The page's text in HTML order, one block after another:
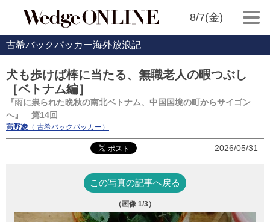
8/7(金)
古希バックパッカー海外放浪記
犬も歩けば棒に当たる、無職老人の暇つぶし
［ベトナム編］
『雨に祟られた晩秋の南北ベトナム、中国国境の町からサイゴン
へ』 第14回
高野凌 （ 古希バックパッカー）
2026/05/31
この写真の記事へ戻る
（画像 1/3）